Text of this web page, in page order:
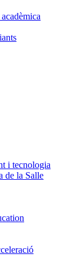
i tecnologia
de la Salle